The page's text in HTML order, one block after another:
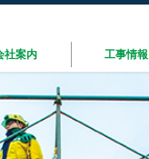
社案内 工事情報